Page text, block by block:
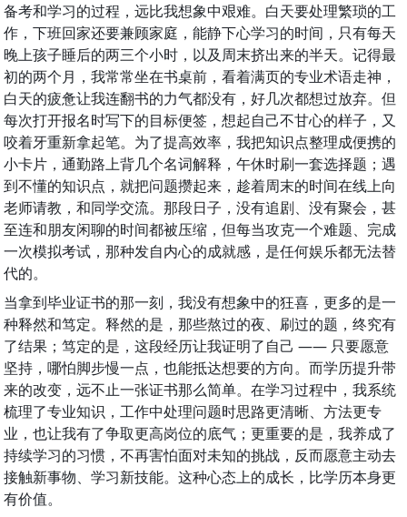
备考和学习的过程，远比我想象中艰难。白天要处理繁琐的工
作，下班回家还要兼顾家庭，能静下心学习的时间，只有每天
晚上孩子睡后的两三个小时，以及周末挤出来的半天。记得最
初的两个月，我常常坐在书桌前，看着满页的专业术语走神，
白天的疲惫让我连翻书的力气都没有，好几次都想过放弃。但
每次打开报名时写下的目标便签，想起自己不甘心的样子，又
咬着牙重新拿起笔。为了提高效率，我把知识点整理成便携的
小卡片，通勤路上背几个名词解释，午休时刷一套选择题；遇
到不懂的知识点，就把问题攒起来，趁着周末的时间在线上向
老师请教，和同学交流。那段日子，没有追剧、没有聚会，甚
至连和朋友闲聊的时间都被压缩，但每当攻克一个难题、完成
一次模拟考试，那种发自内心的成就感，是任何娱乐都无法替
代的。
当拿到毕业证书的那一刻，我没有想象中的狂喜，更多的是一
种释然和笃定。释然的是，那些熬过的夜、刷过的题，终究有
了结果；笃定的是，这段经历让我证明了自己 —— 只要愿意
坚持，哪怕脚步慢一点，也能抵达想要的方向。而学历提升带
来的改变，远不止一张证书那么简单。在学习过程中，我系统
梳理了专业知识，工作中处理问题时思路更清晰、方法更专
业，也让我有了争取更高岗位的底气；更重要的是，我养成了
持续学习的习惯，不再害怕面对未知的挑战，反而愿意主动去
接触新事物、学习新技能。这种心态上的成长，比学历本身更
有价值。